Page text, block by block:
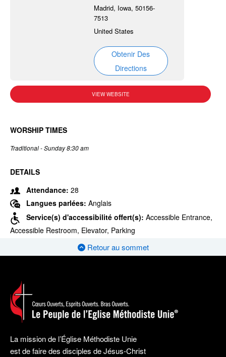
Madrid, Iowa, 50156-
7513
United States
Obtenir Des
Directions
VIEW WEBSITE
WORSHIP TIMES
Traditional - Sunday 8:30 am
DETAILS
Attendance: 28
Langues parlées: Anglais
Service(s) d'accessibilité offert(s): Accessible Entrance,
Accessible Restroom, Elevator, Parking
Retour au sommet
La mission de l’Église Méthodiste Unie
est de faire des disciples de Jésus-Christ